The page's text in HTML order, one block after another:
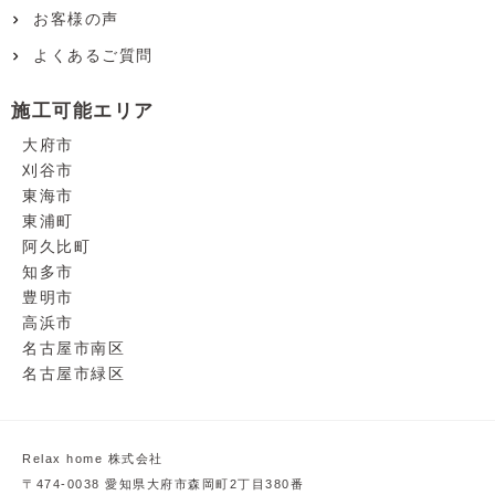
お客様の声
よくあるご質問
施工可能エリア
大府市
刈谷市
東海市
東浦町
阿久比町
知多市
豊明市
高浜市
名古屋市南区
名古屋市緑区
Relax home 株式会社
〒474-0038 愛知県大府市森岡町2丁目380番